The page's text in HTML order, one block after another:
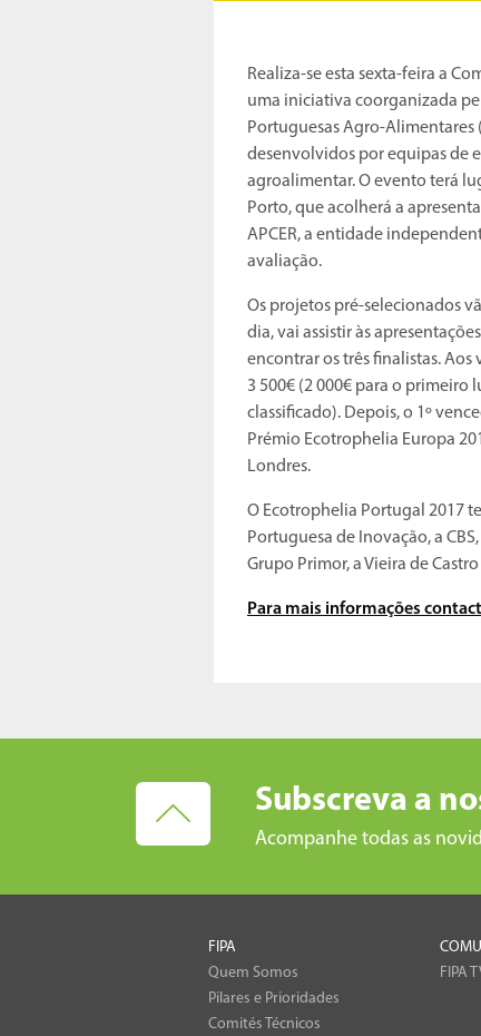
Realiza-se esta sexta-feira a
uma iniciativa coorganizada
Portuguesas Agro-
desenvolvidos por equipas de
agroalimentar. O evento terá
Porto, que acolherá a
APCER, a entidade
avaliação.
Os projetos pré-selecionados
dia, vai assistir às
encontrar os três finalistas.
3 500€ (2 000€ para o primeiro
classificado). Depois, o 1º
Prémio Ecotrophelia Europa
Londres.
O Ecotrophelia Portugal 2017
Portuguesa de Inovação, a
Grupo Primor, a Vieira de Castro
Para mais informações
Subscreva a
Acompanhe todas as
FIPA
Quem Somos
Pilares e Prioridades
Comités Técnicos
FIPA